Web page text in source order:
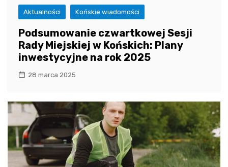
Aktualności Końskie wiadomości
Podsumowanie czwartkowej Sesji
Rady Miejskiej w Końskich: Plany
inwestycyjne na rok 2025
28 marca 2025